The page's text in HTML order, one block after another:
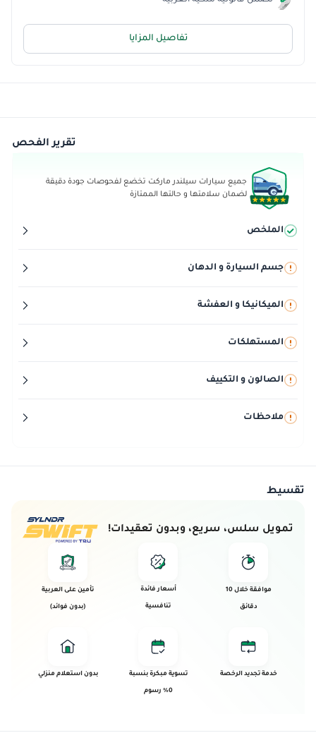
تفاصيل المزايا
تقرير الفحص
جميع سيارات سيلندر ماركت تخضع لفحوصات جودة دقيقة
لضمان سلامتها و حالتها الممتازة
الملخص
جسم السيارة و الدهان
الميكانيكا و العفشة
المستهلكات
الصالون و التكييف
ملاحظات
تقسيط
تمويل سلس، سريع، وبدون تعقيدات!
موافقة خلال 10
دقائق
أسعار فائدة
تنافسية
تأمين على العربية
(بدون فوائد)
خدمة تجديد الرخصة تسوية مبكرة بنسبة
0% رسوم
بدون استعلام منزلي